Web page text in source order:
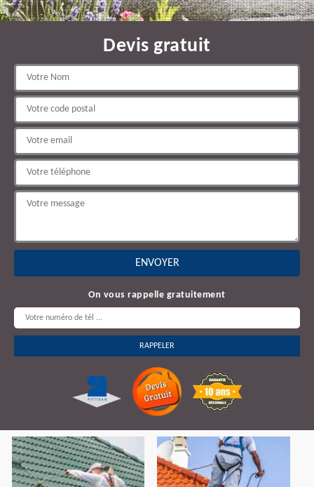
Devis gratuit
On vous rappelle gratuitement